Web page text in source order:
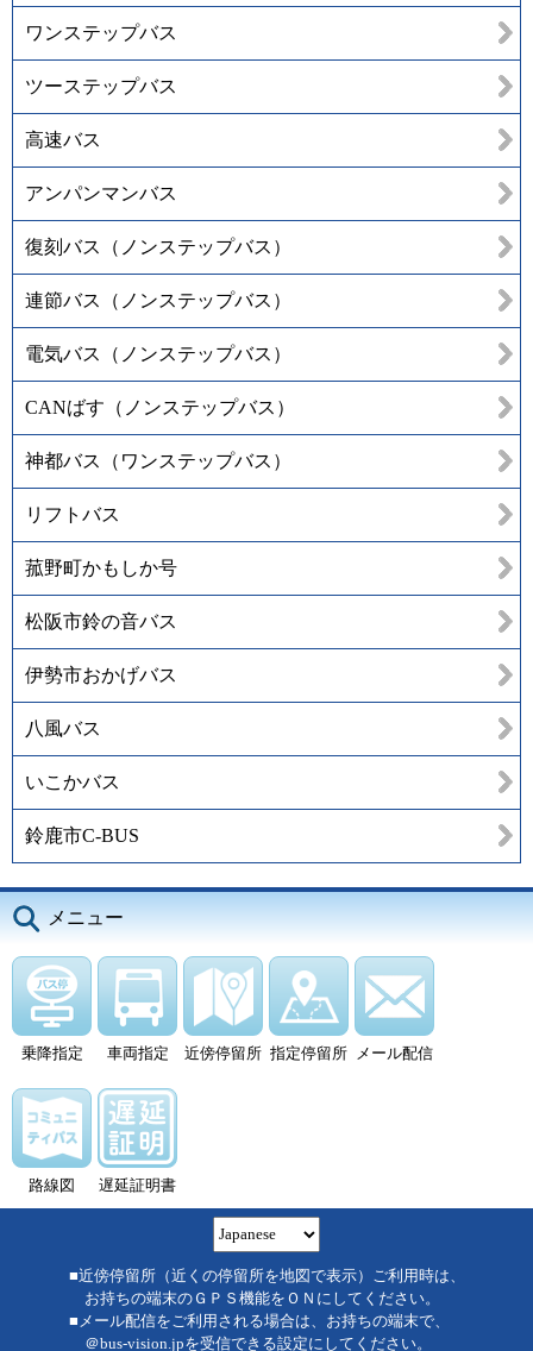
ワンステップバス
ツーステップバス
高速バス
アンパンマンバス
復刻バス（ノンステップバス）
連節バス（ノンステップバス）
電気バス（ノンステップバス）
CANばす（ノンステップバス）
神都バス（ワンステップバス）
リフトバス
菰野町かもしか号
松阪市鈴の音バス
伊勢市おかげバス
八風バス
いこかバス
鈴鹿市C-BUS
メニュー
乗降指定 車両指定 近傍停留所 指定停留所 メール配信
路線図 遅延証明書
■近傍停留所（近くの停留所を地図で表示）ご利用時は、
お持ちの端末のＧＰＳ機能をＯＮにしてください。
■メール配信をご利用される場合は、お持ちの端末で、
＠bus-vision.jpを受信できる設定にしてください。